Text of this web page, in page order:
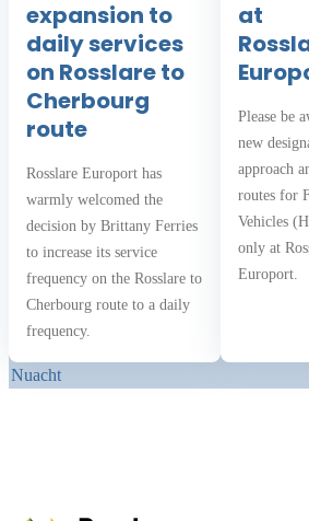
expansion to
daily services
on Rosslare to
Cherbourg
route
Rosslare Europort has
warmly welcomed the
decision by Brittany Ferries
to increase its service
frequency on the Rosslare to
Cherbourg route to a daily
frequency.
at
Please be
new
approach
routes for
Vehicles
only at
Europort.
Nuacht